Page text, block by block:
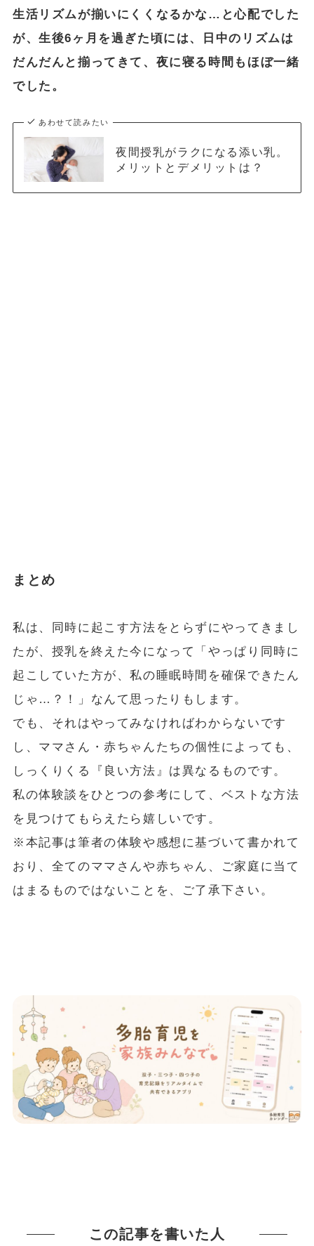
生活リズムが揃いにくくなるかな…と心配でした
が、生後6ヶ月を過ぎた頃には、日中のリズムは
だんだんと揃ってきて、夜に寝る時間もほぼ一緒
でした。
あわせて読みたい
夜間授乳がラクになる添い乳。
メリットとデメリットは？
まとめ
私は、同時に起こす方法をとらずにやってきまし
たが、授乳を終えた今になって「やっぱり同時に
起こしていた方が、私の睡眠時間を確保できたん
じゃ…？！」なんて思ったりもします。
でも、それはやってみなければわからないです
し、ママさん・赤ちゃんたちの個性によっても、
しっくりくる『良い方法』は異なるものです。
私の体験談をひとつの参考にして、ベストな方法
を見つけてもらえたら嬉しいです。
※本記事は筆者の体験や感想に基づいて書かれて
おり、全てのママさんや赤ちゃん、ご家庭に当て
はまるものではないことを、ご了承下さい。
この記事を書いた人